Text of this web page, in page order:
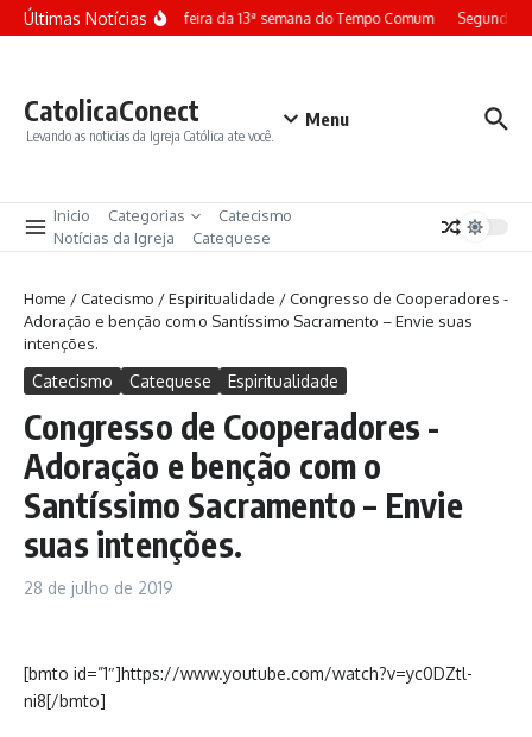
Ir para o conteúdo
Últimas NotíciasTerça-feira da 13ª semana do Tempo Comum Segunda-
CatolicaConect
Levando as noticias da Igreja Católica ate você.
Menu
Inicio Categorias
Catecismo
Notícias da Igreja
Catequese
Home /Catecismo /Espiritualidade /Congresso de Cooperadores -
Adoração e benção com o Santíssimo Sacramento – Envie suas
intenções.
Catecismo Catequese Espiritualidade
Congresso de Cooperadores -
Adoração e benção com o
Santíssimo Sacramento – Envie
suas intenções.
28 de julho de 2019
[bmto id=”1″]https://www.youtube.com/watch?v=yc0DZtl-
ni8[/bmto]